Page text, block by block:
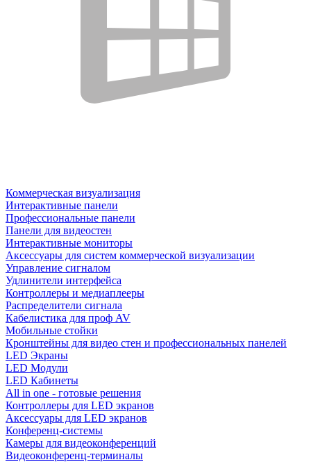
Коммерческая визуализация
Интерактивные панели
Профессиональные панели
Панели для видеостен
Интерактивные мониторы
Аксессуары для систем коммерческой визуализации
Управление сигналом
Удлинители интерфейса
Контроллеры и медиаплееры
Распределители сигнала
Кабелистика для проф AV
Мобильные стойки
Кронштейны для видео стен и профессиональных панелей
LED Экраны
LED Модули
LED Кабинеты
All in one - готовые решения
Контроллеры для LED экранов
Аксессуары для LED экранов
Конференц-системы
Камеры для видеоконференций
Видеоконференц-терминалы